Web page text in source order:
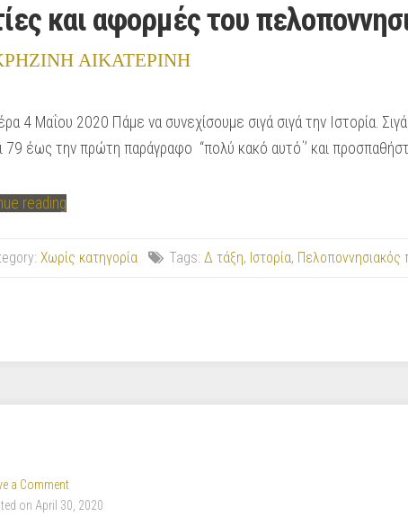
και αφορμές του
ΑΙΚΑΤΕΡΙΝΗ
4 Μαΐου 2020 Πάμε να συνεχίσουμε σιγά σιγά την Ιστορία.
79 έως την πρώτη παράγραφο “πολύ κακό αυτό΄’ και
reading
αφορμές
Χωρίς κατηγορία Tags: Δ τάξη, Ιστορία, Πελοποννησιακός
a Comment
on April 30, 2020